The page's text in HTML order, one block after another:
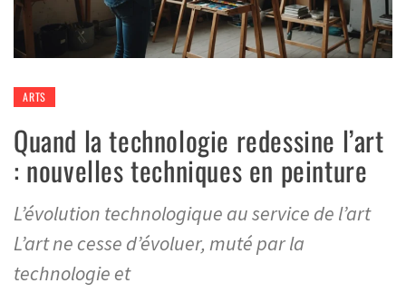
ARTS
Quand la technologie redessine l’art
: nouvelles techniques en peinture
L’évolution technologique au service de l’art
L’art ne cesse d’évoluer, muté par la
technologie et